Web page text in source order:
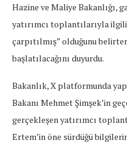
Hazine ve Maliye Bakanlığı,
yatırımcı toplantılarıyla ilgili
çarpıtılmış” olduğunu
başlatılacağını duyurdu.
Bakanlık, X platformunda
Bakanı Mehmet Şimşek’in
gerçekleşen yatırımcı
Ertem’in öne sürdüğü